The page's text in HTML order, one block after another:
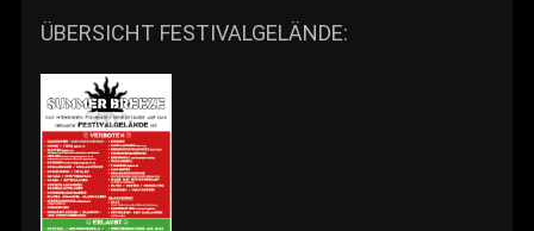
ÜBERSICHT FESTIVALGELÄNDE: